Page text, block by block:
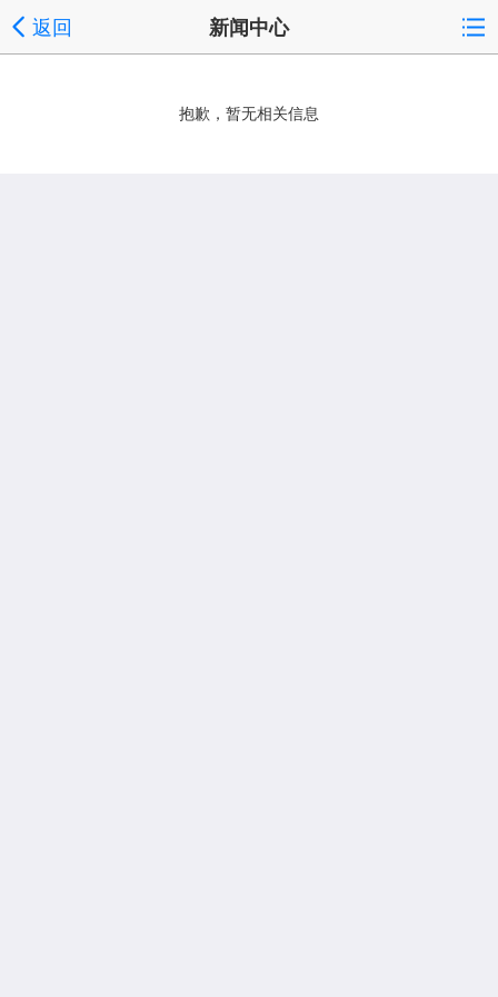
返回 新闻中心
抱歉，暂无相关信息